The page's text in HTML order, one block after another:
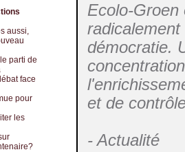
aussi,
parti de
face
pour
les
Ecolo-Groen
démocratie.
et de
- Actualité